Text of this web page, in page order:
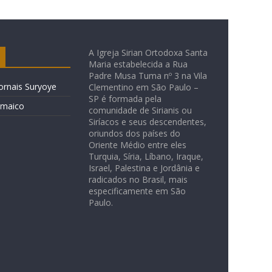
Suryoye
A Igreja Sirian Ortodoxa Santa
Maria estabelecida a Rua
Padre Musa Tuma nº 3 na Vila
Clementino em São Paulo –
SP é formada pela
comunidade de Sirianis ou
Siríacos e seus descendentes,
oriundos dos países do
Oriente Médio entre eles
Turquia, Síria, Líbano, Iraque,
Israel, Palestina e Jordânia e
radicados no Brasil, mais
especificamente em São
Paulo.